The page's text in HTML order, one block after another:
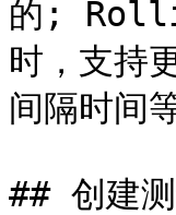
的;
时，支持
间隔时间
## 创建